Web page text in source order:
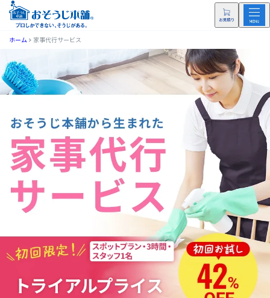
ホーム 家事代行サービス
【東京23区対応】家事代行・部屋の掃除代行はおそうじ本舗